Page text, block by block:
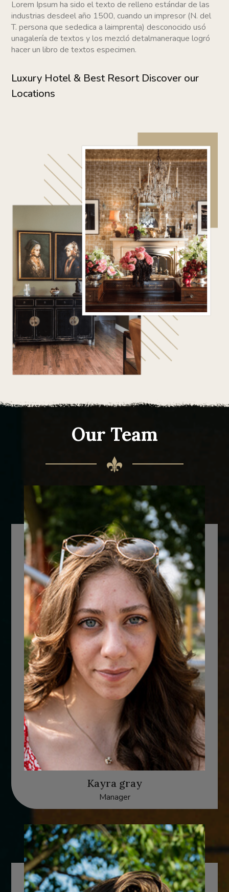
Lorem Ipsum ha sido el texto de relleno estándar de las
industrias desdeel año 1500, cuando un impresor (N. del
T. persona que sededica a laimprenta) desconocido usó
unagalería de textos y los mezcló detalmaneraque logró
hacer un libro de textos especimen.
Luxury Hotel & Best Resort Discover our
Locations
Our Team
Kayra gray
Manager